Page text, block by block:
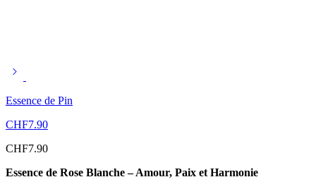
Essence de Pin
CHF7.90
CHF7.90
Essence de Rose Blanche – Amour, Paix et Harmonie